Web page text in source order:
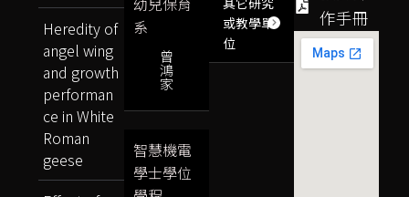
作手冊
或教學單
位
系
曾
鴻
家
智慧機電
學士學位
Heredity of
angel wing
and growth
performan
ce in White
Roman
geese